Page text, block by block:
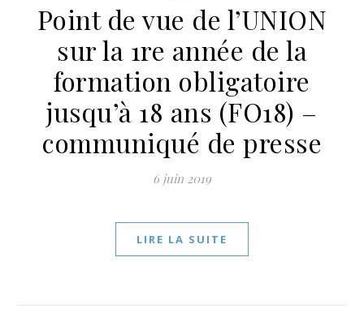
Point de vue de l’UNION
sur la 1re année de la
formation obligatoire
jusqu’à 18 ans (FO18) –
communiqué de presse
6 juin 2019
LIRE LA SUITE